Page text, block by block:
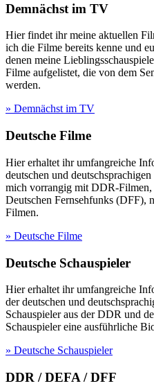
Demnächst im TV
Hier findet ihr meine aktuellen
ich die Filme bereits kenne und
denen meine
Filme aufgelistet, die von dem
werden.
» Demnächst im TV
Deutsche Filme
Hier erhaltet ihr umfangreiche
deutschen und
mich vorrangig mit DDR-
Deutschen Fernsehfunks (DFF),
Filmen.
» Deutsche Filme
Deutsche Schauspieler
Hier erhaltet ihr umfangreiche
der deutschen und
Schauspieler aus der DDR und
Schauspieler eine ausführliche
» Deutsche Schauspieler
DDR / DEFA / DFF